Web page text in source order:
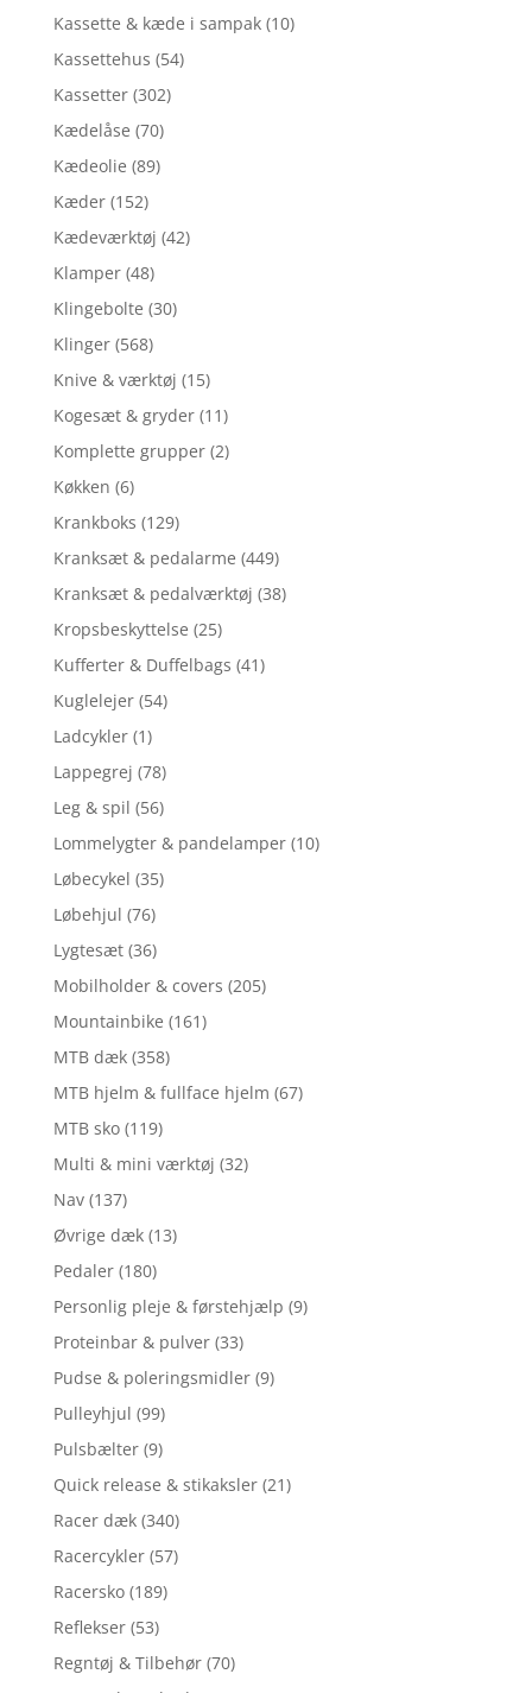
Kassette & kæde i sampak (10)
Kassettehus (54)
Kassetter (302)
Kædelåse (70)
Kædeolie (89)
Kæder (152)
Kædeværktøj (42)
Klamper (48)
Klingebolte (30)
Klinger (568)
Knive & værktøj (15)
Kogesæt & gryder (11)
Komplette grupper (2)
Køkken (6)
Krankboks (129)
Kranksæt & pedalarme (449)
Kranksæt & pedalværktøj (38)
Kropsbeskyttelse (25)
Kufferter & Duffelbags (41)
Kuglelejer (54)
Ladcykler (1)
Lappegrej (78)
Leg & spil (56)
Lommelygter & pandelamper (10)
Løbecykel (35)
Løbehjul (76)
Lygtesæt (36)
Mobilholder & covers (205)
Mountainbike (161)
MTB dæk (358)
MTB hjelm & fullface hjelm (67)
MTB sko (119)
Multi & mini værktøj (32)
Nav (137)
Øvrige dæk (13)
Pedaler (180)
Personlig pleje & førstehjælp (9)
Proteinbar & pulver (33)
Pudse & poleringsmidler (9)
Pulleyhjul (99)
Pulsbælter (9)
Quick release & stikaksler (21)
Racer dæk (340)
Racercykler (57)
Racersko (189)
Reflekser (53)
Regntøj & Tilbehør (70)